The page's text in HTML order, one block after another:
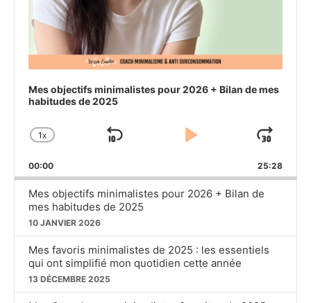
Mes objectifs minimalistes pour 2026 + Bilan de mes
habitudes de 2025
CHANGE
RATE
1X
SKIP
PLAY
PAUSE
00:00 25:28
Mes objectifs minimalistes pour 2026 + Bilan de
mes habitudes de 2025
10 JANVIER 2026
Mes favoris minimalistes de 2025 : les essentiels
qui ont simplifié mon quotidien cette année
13 DÉCEMBRE 2025